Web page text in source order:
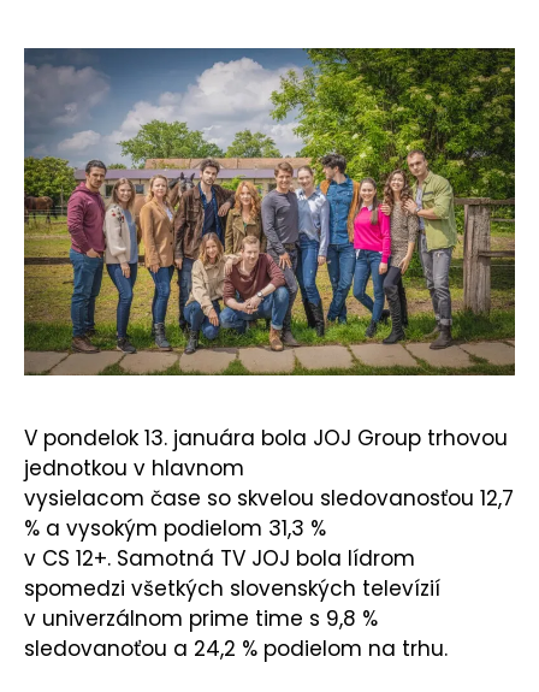
KONTAKT
V pondelok 13. januára bola JOJ Group trhovou
jednotkou v hlavnom
vysielacom čase so skvelou sledovanosťou 12,7
% a vysokým podielom 31,3 %
v CS 12+. Samotná TV JOJ bola lídrom
spomedzi všetkých slovenských televízií
v univerzálnom prime time s 9,8 %
sledovanoťou a 24,2 % podielom na trhu.